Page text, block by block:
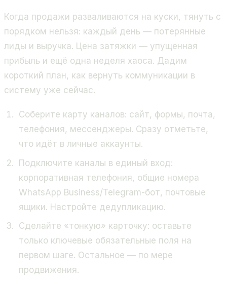
Когда продажи разваливаются на куски, тянуть с
порядком нельзя: каждый день — потерянные
лиды и выручка. Цена затяжки — упущенная
прибыль и ещё одна неделя хаоса. Дадим
короткий план, как вернуть коммуникации в
систему уже сейчас.
Соберите карту каналов: сайт, формы, почта,
телефония, мессенджеры. Сразу отметьте,
что идёт в личные аккаунты.
Подключите каналы в единый вход:
корпоративная телефония, общие номера
WhatsApp Business/Telegram-бот, почтовые
ящики. Настройте дедупликацию.
Сделайте «тонкую» карточку: оставьте
только ключевые обязательные поля на
первом шаге. Остальное — по мере
продвижения.